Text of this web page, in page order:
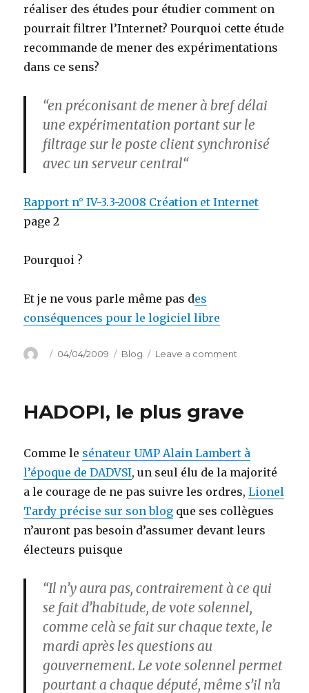
réaliser des études pour étudier comment on
pourrait filtrer l’Internet? Pourquoi cette étude
recommande de mener des expérimentations
dans ce sens?
“en préconisant de mener à bref délai
une expérimentation portant sur le
filtrage sur le poste client synchronisé
avec un serveur central“
Rapport n° IV-3.3-2008 Création et Internet
page 2
Pourquoi ?
Et je ne vous parle même pas des
conséquences pour le logiciel libre
Author
Posted
04/04/2009 Categories
Blog Leave a comment
!
HADOPI, le plus grave
Comme le sénateur UMP Alain Lambert à
l’époque de DADVSI, un seul élu de la majorité
a le courage de ne pas suivre les ordres,Lionel
Tardy précise sur son blog que ses collègues
n’auront pas besoin d’assumer devant leurs
électeurs puisque
“Il n’y aura pas, contrairement à ce qui
se fait d’habitude, de vote solennel,
comme celà se fait sur chaque texte, le
mardi après les questions au
gouvernement. Le vote solennel permet
pourtant a chaque député, même s’il n’a